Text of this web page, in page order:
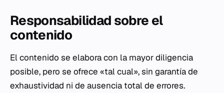
Responsabilidad sobre el
contenido
El contenido se elabora con la mayor diligencia
posible, pero se ofrece «tal cual», sin garantía de
exhaustividad ni de ausencia total de errores.